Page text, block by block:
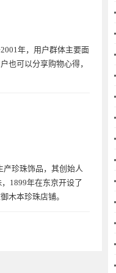
年，用户群体主要面
也可以分享购物心得，
珍珠饰品，其创始人
1899年在东京开设了
木本珍珠店铺。